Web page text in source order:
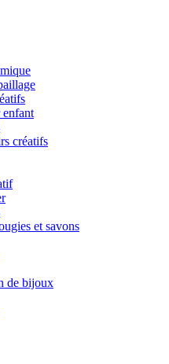
créatifs
et savons
de bijoux